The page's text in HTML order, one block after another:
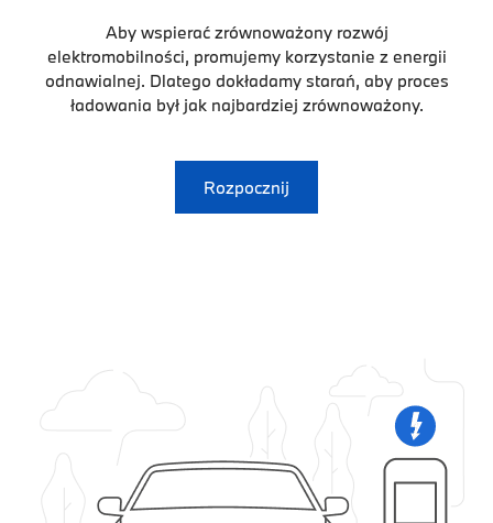
Aby wspierać zrównoważony rozwój
elektromobilności, promujemy korzystanie z energii
odnawialnej. Dlatego dokładamy starań, aby proces
ładowania był jak najbardziej zrównoważony.
Rozpocznij